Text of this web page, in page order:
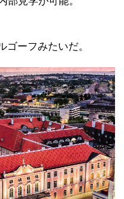
ーフみたいだ。